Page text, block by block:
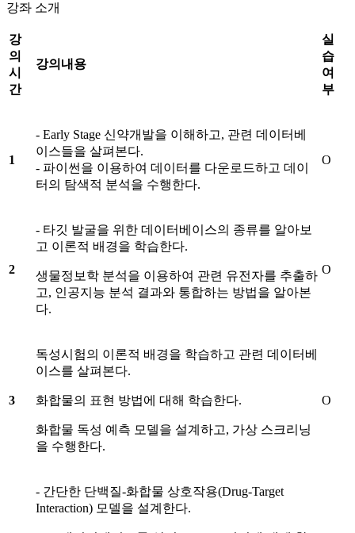
강좌 소개
강
의
시
간
강의내용
실
습
여
부
1
- Early Stage 신약개발을 이해하고, 관련 데이터베
이스들을 살펴본다.
- 파이썬을 이용하여 데이터를 다운로드하고 데이
터의 탐색적 분석을 수행한다.
O
2
- 타깃 발굴을 위한 데이터베이스의 종류를 알아보
고 이론적 배경을 학습한다.
생물정보학 분석을 이용하여 관련 유전자를 추출하
고, 인공지능 분석 결과와 통합하는 방법을 알아본
다.
O
3
독성시험의 이론적 배경을 학습하고 관련 데이터베
이스를 살펴본다.
화합물의 표현 방법에 대해 학습한다.
화합물 독성 예측 모델을 설계하고, 가상 스크리닝
을 수행한다.
O
- 간단한 단백질-화합물 상호작용(Drug-Target
Interaction) 모델을 설계한다.